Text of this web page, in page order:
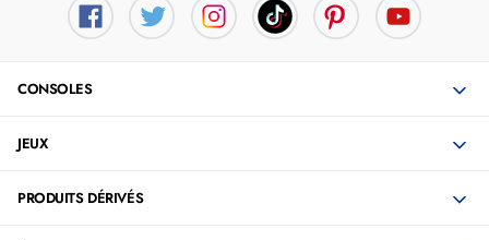
CONSOLES
JEUX
PRODUITS DÉRIVÉS